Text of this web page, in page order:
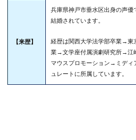
【来歴】
兵庫県神戸市垂水区出身の声優
結婚されています。
経歴は関西大学法学部卒業→東
業→文学座付属演劇研究所→江
マウスプロモーション→ミディ
ュレートに所属しています。